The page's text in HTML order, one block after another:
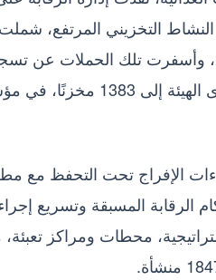
التخزيني المرتفع،
وأسفرت تلك الحملات عن
مخازن جديدة، ليرتفع بذلك الإجمالي الكلي لعدد المنشآت التخزينية المسجلة لدى الهيئة إلى
الإفراج تحت التحفظ مع
الرقابة المسبقة وتسريع
مصانع، سلع استراتيجية، محطات ومراكز